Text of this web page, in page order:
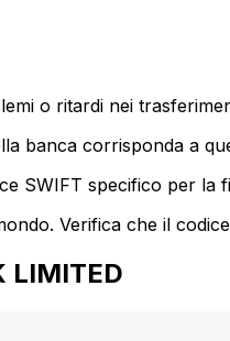
o ritardi nei
banca corrisponda a
SWIFT specifico per la
Verifica che il
LIMITED